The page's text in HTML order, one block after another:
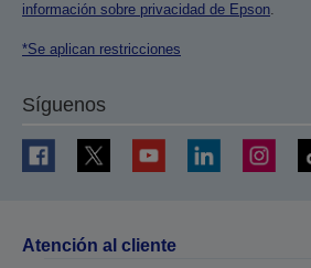
información sobre privacidad de Epson.
*Se aplican restricciones
Síguenos
Atención al cliente